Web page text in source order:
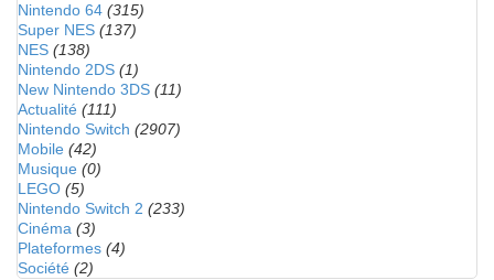
Nintendo 64 (315)
Super NES (137)
NES (138)
Nintendo 2DS (1)
New Nintendo 3DS (11)
Actualité (111)
Nintendo Switch (2907)
Mobile (42)
Musique (0)
LEGO (5)
Nintendo Switch 2 (233)
Cinéma (3)
Plateformes (4)
Société (2)